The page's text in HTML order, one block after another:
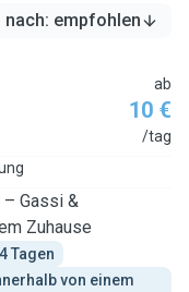
nach: empfohlen
ab
10 €
/tag
Gassi &
Zuhause
Tagen
von einem